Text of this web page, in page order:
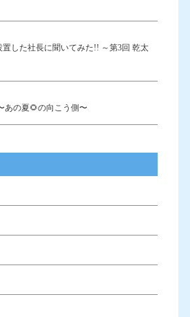
置した社長に聞いてみた!! ～第3回 乾太
あの夏🌻の向こう側〜